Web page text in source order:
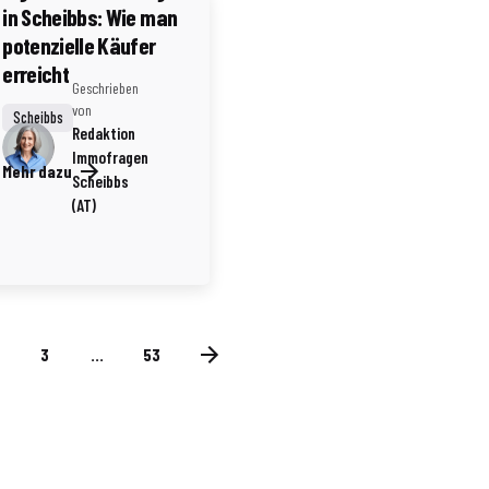
Geschrieben
von
Redaktion
Immofragen
Scheibbs
(AT)
in Scheibbs: Wie man
potenzielle Käufer
erreicht
Scheibbs
Mehr dazu
3 ... 53